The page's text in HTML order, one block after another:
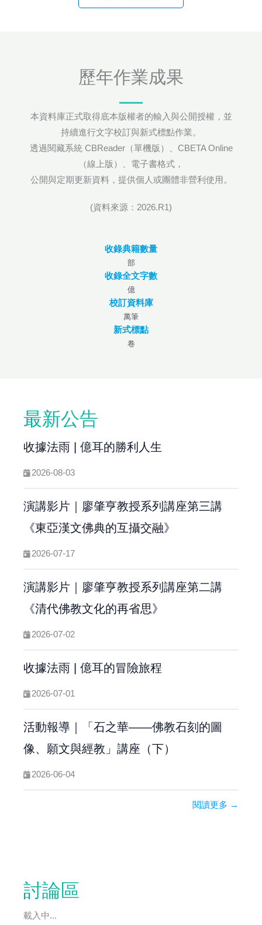
歷年作業成果
本資料庫正式取得底本版權者的輸入與公開授權，並
持續進行文字校訂與新式標點作業。
透過閱藏系統 CBReader（單機版）、CBETA Online
（線上版）、電子書格式，
公開與定期更新資料，提供個人或團體非營利使用。
(資料來源：2026.R1)
收錄典籍數量
部
收錄全文字數
億
校訂資料庫
萬筆
新式標點
卷
最新公告
收據法雨 | 億耳的勝利人生
2026-08-03
演講影片｜廖肇亨教授系列講座第三講
《東亞漢文佛典的互攝交融》
2026-07-17
演講影片｜廖肇亨教授系列講座第二講
《清代佛教文化的再省思》
2026-07-02
收據法雨 | 億耳的冒險旅程
2026-07-01
活動報導｜「石之華——佛教石刻的圖
像、願文與經教」講座（下）
2026-06-04
閱讀更多 →
討論區
載入中...